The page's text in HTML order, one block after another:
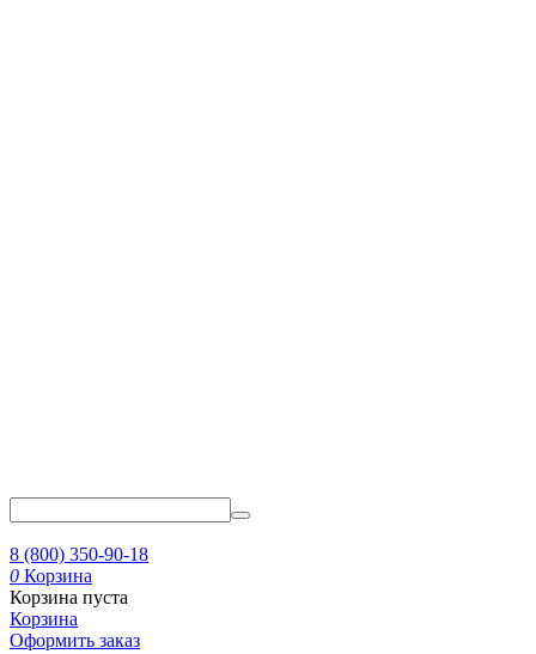
8 (800) 350-90-18
0 Корзина
Корзина пуста
Корзина
Оформить заказ